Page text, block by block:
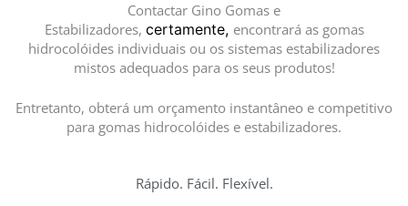
Contactar Gino Gomas e
Estabilizadores, certamente, encontrará as gomas
hidrocolóides individuais ou os sistemas estabilizadores
mistos adequados para os seus produtos!
Entretanto, obterá um orçamento instantâneo e competitivo
para gomas hidrocolóides e estabilizadores.
Rápido. Fácil. Flexível.